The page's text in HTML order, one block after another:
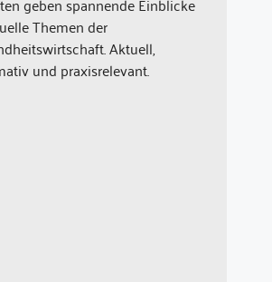
geben spannende Einblicke
Themen der
Aktuell,
und praxisrelevant.